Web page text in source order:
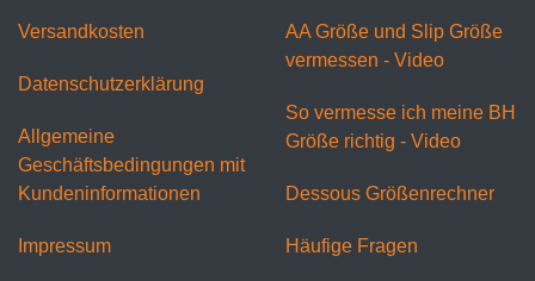
Versandkosten
Datenschutzerklärung
Allgemeine
Geschäftsbedingungen mit
Kundeninformationen
Impressum
AA Größe und Slip Größe
vermessen - Video
So vermesse ich meine BH
Größe richtig - Video
Dessous Größenrechner
Häufige Fragen